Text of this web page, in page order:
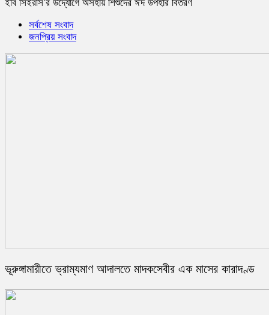
ইবি সিইরসি’র উদ্যোগে অসহায় শিশুদের ঈদ উপহার বিতরণ
সর্বশেষ সংবাদ
জনপ্রিয় সংবাদ
ভূরুঙ্গামারীতে ভ্রাম্যমাণ আদালতে মাদকসেবীর এক মাসের কারাদণ্ড